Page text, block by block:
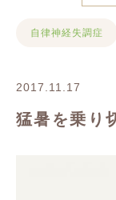
自律神経失調症
2017.11.17
猛暑を乗り